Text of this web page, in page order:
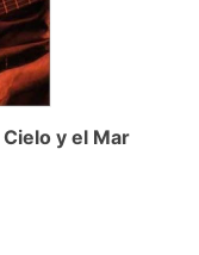
y el Mar